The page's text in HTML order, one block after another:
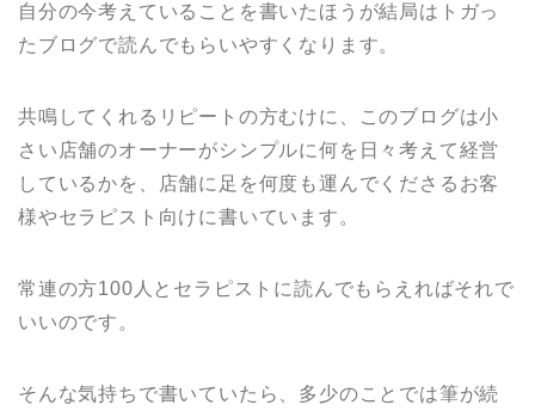
自分の今考えていることを書いたほうが結局はトガっ
たブログで読んでもらいやすくなります。
共鳴してくれるリピートの方むけに、このブログは小
さい店舗のオーナーがシンプルに何を日々考えて経営
しているかを、店舗に足を何度も運んでくださるお客
様やセラピスト向けに書いています。
常連の方100人とセラピストに読んでもらえればそれで
いいのです。
そんな気持ちで書いていたら、多少のことでは筆が続